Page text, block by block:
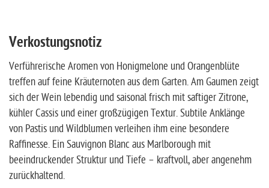
Verkostungsnotiz
Verführerische Aromen von Honigmelone und Orangenblüte
treffen auf feine Kräuternoten aus dem Garten. Am Gaumen zeigt
sich der Wein lebendig und saisonal frisch mit saftiger Zitrone,
kühler Cassis und einer großzügigen Textur. Subtile Anklänge
von Pastis und Wildblumen verleihen ihm eine besondere
Raffinesse. Ein Sauvignon Blanc aus Marlborough mit
beeindruckender Struktur und Tiefe – kraftvoll, aber angenehm
zurückhaltend.